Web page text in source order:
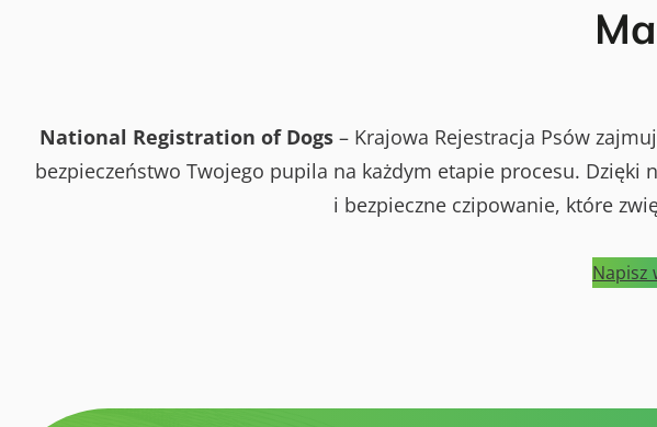
National Registration of Dogs – Krajowa Rejestracja Psów
bezpieczeństwo Twojego pupila na każdym etapie procesu.
i bezpieczne czipowanie, które
Napisz